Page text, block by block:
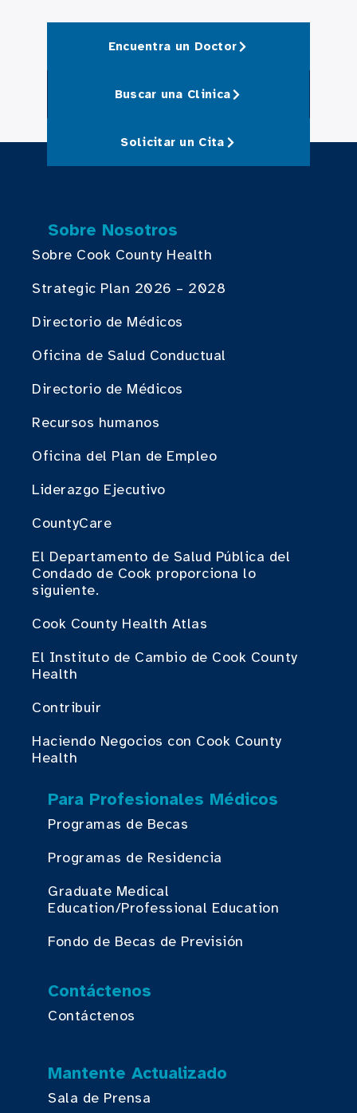
Encuentra un Doctor
Buscar una Clinica
Solicitar un Cita
Sobre Nosotros
Sobre Cook County Health
Strategic Plan 2026 – 2028
Directorio de Médicos
Oficina de Salud Conductual
Directorio de Médicos
Recursos humanos
Oficina del Plan de Empleo
Liderazgo Ejecutivo
CountyCare
El Departamento de Salud Pública del
Condado de Cook proporciona lo
siguiente.
Cook County Health Atlas
El Instituto de Cambio de Cook County
Health
Contribuir
Haciendo Negocios con Cook County
Health
Para Profesionales Médicos
Programas de Becas
Programas de Residencia
Graduate Medical
Education/Professional Education
Fondo de Becas de Previsión
Contáctenos
Contáctenos
Mantente Actualizado
Sala de Prensa